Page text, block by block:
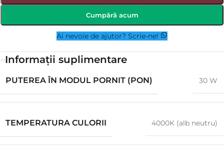
Cumpără acum
Ai nevoie de ajutor? Scrie-ne!
Informații suplimentare
PUTEREA ÎN MODUL PORNIT (PON) 30 W
TEMPERATURA CULORII 4000K (alb neutru)